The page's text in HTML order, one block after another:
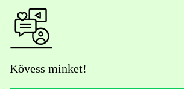
Kövess minket!